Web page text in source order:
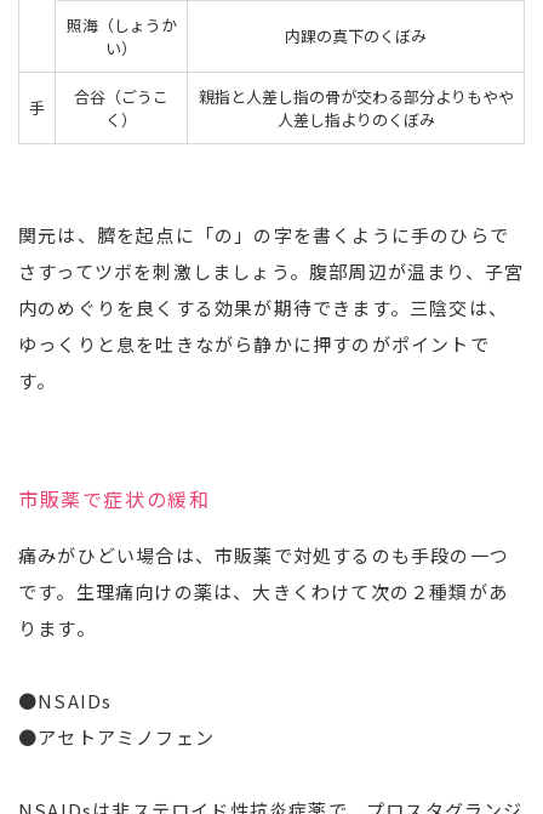
照海（しょうか
い）
内踝の真下のくぼみ
手
合谷（ごうこ
く）
親指と人差し指の骨が交わる部分よりもやや
人差し指よりのくぼみ
関元は、臍を起点に「の」の字を書くように手のひらで
さすってツボを刺激しましょう。腹部周辺が温まり、子宮
内のめぐりを良くする効果が期待できます。三陰交は、
ゆっくりと息を吐きながら静かに押すのがポイントで
す。
市販薬で症状の緩和
痛みがひどい場合は、市販薬で対処するのも手段の一つ
です。生理痛向けの薬は、大きくわけて次の２種類があ
ります。
●NSAIDs
●アセトアミノフェン